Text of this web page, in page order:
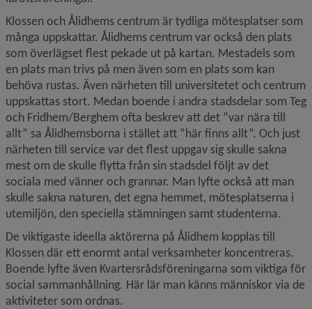
Klossen och Ålidhems centrum är tydliga mötesplatser som
många uppskattar. Ålidhems centrum var också den plats
som överlägset flest pekade ut på kartan. Mestadels som
en plats man trivs på men även som en plats som kan
behöva rustas. Även närheten till universitetet och centrum
uppskattas stort. Medan boende i andra stadsdelar som Teg
och Fridhem/Berghem ofta beskrev att det ”var nära till
allt” sa Ålidhemsborna i stället att ”här finns allt”. Och just
närheten till service var det flest uppgav sig skulle sakna
mest om de skulle flytta från sin stadsdel följt av det
sociala med vänner och grannar. Man lyfte också att man
skulle sakna naturen, det egna hemmet, mötesplatserna i
utemiljön, den speciella stämningen samt studenterna.
De viktigaste ideella aktörerna på Ålidhem kopplas till
Klossen där ett enormt antal verksamheter koncentreras.
Boende lyfte även Kvartersrådsföreningarna som viktiga för
social sammanhållning. Här lär man känns människor via de
aktiviteter som ordnas.